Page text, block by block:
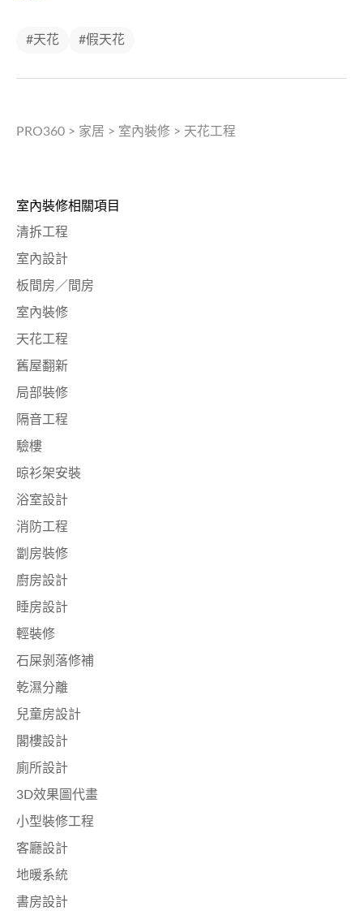
#天花 #假天花
PRO360 > 家居 > 室內裝修 > 天花工程
室內裝修相關項目
清拆工程
室內設計
板間房／間房
室內裝修
天花工程
舊屋翻新
局部裝修
隔音工程
驗樓
晾衫架安裝
浴室設計
消防工程
劏房裝修
廚房設計
睡房設計
輕裝修
石屎剝落修補
乾濕分離
兒童房設計
閣樓設計
廁所設計
3D效果圖代畫
小型裝修工程
客廳設計
地暖系統
書房設計